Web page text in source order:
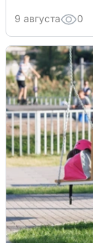
9 августа 0